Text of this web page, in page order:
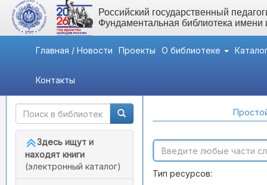
Российский государственный
Фундаментальная библиотека
Главная / Новости Проекты О библиотеке
Контакты
Быстрый доступ
Здесь ищут и
находят книги
(электронный каталог)
Тип ресурсов: